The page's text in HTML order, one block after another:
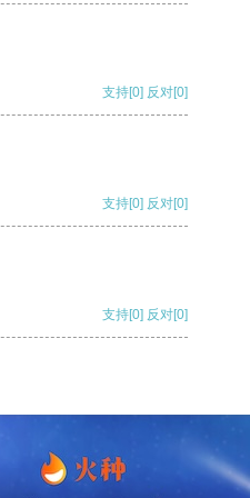
支持[0] 反对[0]
支持[0] 反对[0]
支持[0] 反对[0]